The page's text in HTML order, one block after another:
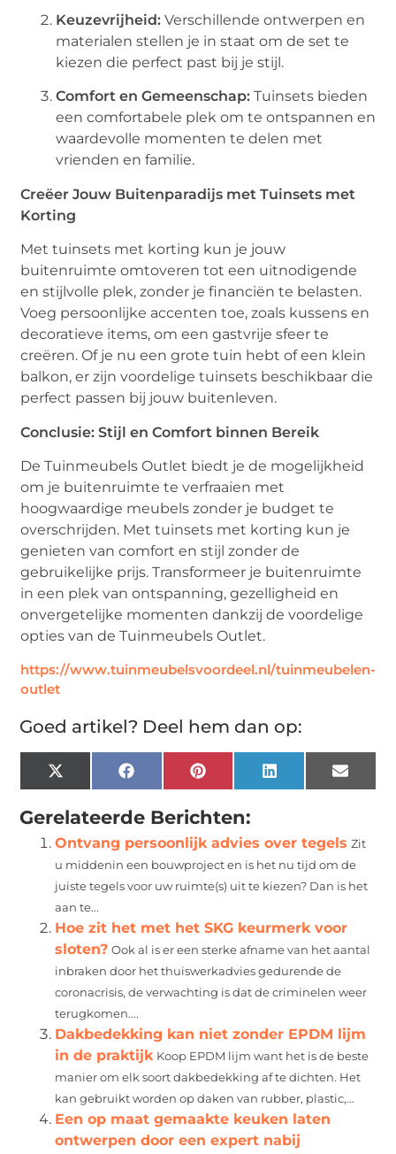
Keuzevrijheid: Verschillende ontwerpen en
materialen stellen je in staat om de set te
kiezen die perfect past bij je stijl.
Comfort en Gemeenschap: Tuinsets bieden
een comfortabele plek om te ontspannen en
waardevolle momenten te delen met
vrienden en familie.
Creëer Jouw Buitenparadijs met Tuinsets met
Korting
Met tuinsets met korting kun je jouw
buitenruimte omtoveren tot een uitnodigende
en stijlvolle plek, zonder je financiën te belasten.
Voeg persoonlijke accenten toe, zoals kussens en
decoratieve items, om een gastvrije sfeer te
creëren. Of je nu een grote tuin hebt of een klein
balkon, er zijn voordelige tuinsets beschikbaar die
perfect passen bij jouw buitenleven.
Conclusie: Stijl en Comfort binnen Bereik
De Tuinmeubels Outlet biedt je de mogelijkheid
om je buitenruimte te verfraaien met
hoogwaardige meubels zonder je budget te
overschrijden. Met tuinsets met korting kun je
genieten van comfort en stijl zonder de
gebruikelijke prijs. Transformeer je buitenruimte
in een plek van ontspanning, gezelligheid en
onvergetelijke momenten dankzij de voordelige
opties van de Tuinmeubels Outlet.
https://www.tuinmeubelsvoordeel.nl/tuinmeubelen-
outlet
Goed artikel? Deel hem dan op:
X
(Twitter)
FacebookPinterest LinkedIn Email
Gerelateerde Berichten:
Ontvang persoonlijk advies over tegels Zit
u middenin een bouwproject en is het nu tijd om de
juiste tegels voor uw ruimte(s) uit te kiezen? Dan is het
aan te...
Hoe zit het met het SKG keurmerk voor
sloten? Ook al is er een sterke afname van het aantal
inbraken door het thuiswerkadvies gedurende de
coronacrisis, de verwachting is dat de criminelen weer
terugkomen....
Dakbedekking kan niet zonder EPDM lijm
in de praktijk Koop EPDM lijm want het is de beste
manier om elk soort dakbedekking af te dichten. Het
kan gebruikt worden op daken van rubber, plastic,...
Een op maat gemaakte keuken laten
ontwerpen door een expert nabij